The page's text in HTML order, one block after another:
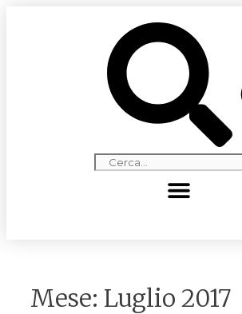
Mese: Luglio 2017